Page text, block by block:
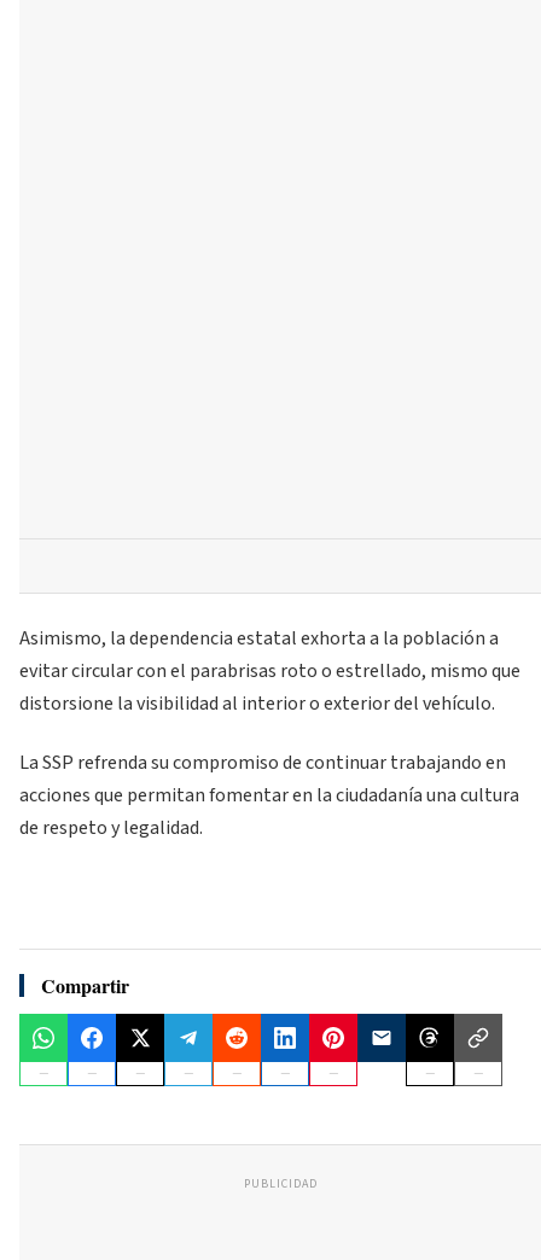
Asimismo, la dependencia estatal exhorta a la población a
evitar circular con el parabrisas roto o estrellado, mismo que
distorsione la visibilidad al interior o exterior del vehículo.
La SSP refrenda su compromiso de continuar trabajando en
acciones que permitan fomentar en la ciudadanía una cultura
de respeto y legalidad.
Compartir
PUBLICIDAD